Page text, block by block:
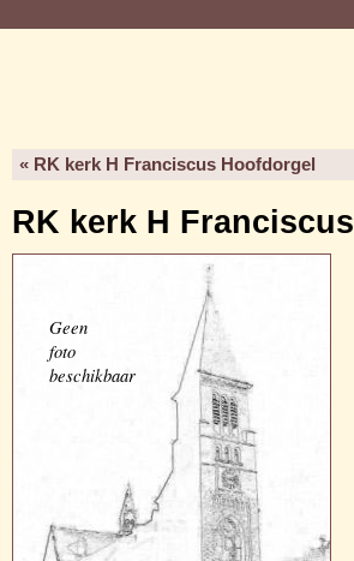
« RK kerk H Franciscus Hoofdorgel
RK kerk H Franciscus
Geen
foto
beschikbaar